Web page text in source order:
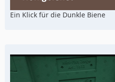
Ein Klick für die Dunkle Biene